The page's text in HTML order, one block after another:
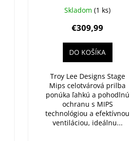
Skladom(1 ks)
€309,99
DO KOŠÍKA
Troy Lee Designs Stage
Mips celotvárová prilba
ponúka ľahkú a pohodlnú
ochranu s MIPS
technológiou a efektívnou
ventiláciou, ideálnu...